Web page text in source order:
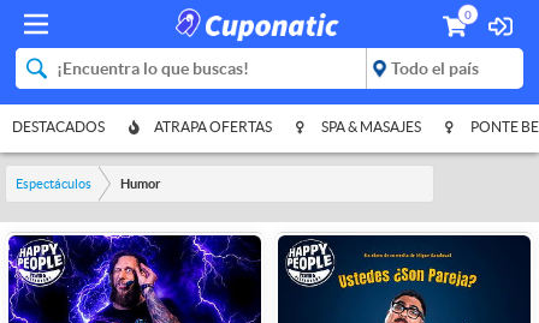
0
DESTACADOS ATRAPA OFERTAS SPA & MASAJES PONTE
Espectáculos Humor